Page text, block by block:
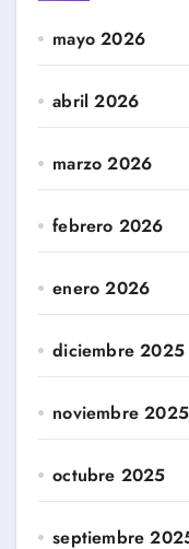
mayo 2026
abril 2026
marzo 2026
febrero 2026
enero 2026
diciembre 2025
noviembre 2025
octubre 2025
septiembre